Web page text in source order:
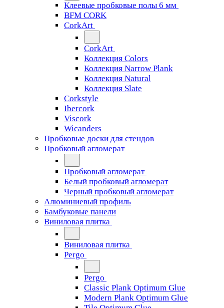
Клеевые пробковые полы 6 мм
BFM CORK
CorkArt
CorkArt
Коллекция Colors
Коллекция Narrow Plank
Коллекция Natural
Коллекция Slate
Corkstyle
Ibercork
Viscork
Wicanders
Пробковые доски для стендов
Пробковый агломерат
Пробковый агломерат
Белый пробковый агломерат
Черный пробковый агломерат
Алюминиевый профиль
Бамбуковые панели
Виниловая плитка
Виниловая плитка
Pergo
Pergo
Classic Plank Optimum Glue
Modern Plank Optimum Glue